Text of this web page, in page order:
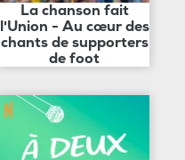
La chanson fait
l'Union - Au cœur des
chants de supporters
de foot